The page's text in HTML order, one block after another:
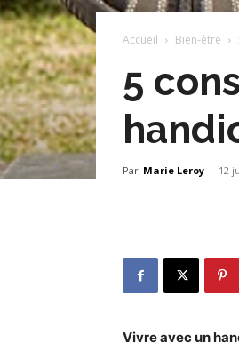
Accueil Bien-être
5
Par Marie Leroy - 12
Vivre avec un